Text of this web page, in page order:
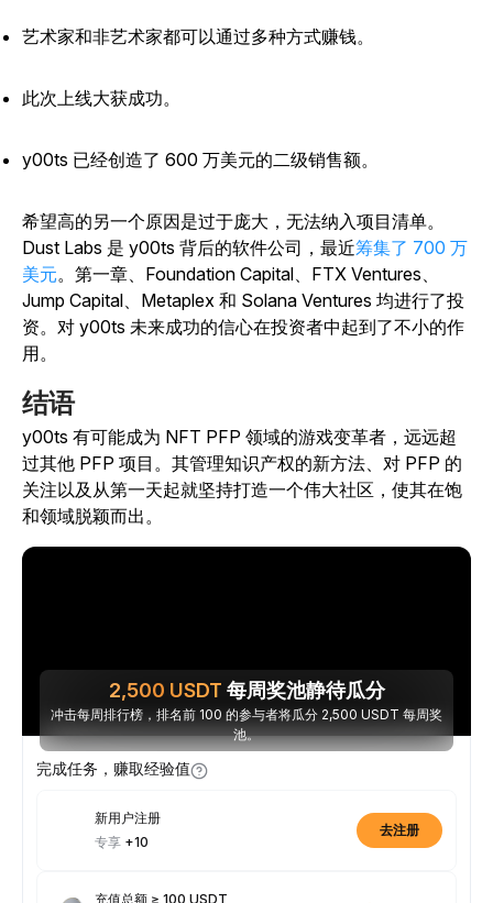
艺术家和非艺术家都可以通过多种方式赚钱。
此次上线大获成功。
y00ts 已经创造了 600 万美元的二级销售额。
希望高的另一个原因是过于庞大，无法纳入项目清单。
Dust Labs 是 y00ts 背后的软件公司，最近筹集了 700 万
美元。第一章、Foundation Capital、FTX Ventures、
Jump Capital、Metaplex 和 Solana Ventures 均进行了投
资。对 y00ts 未来成功的信心在投资者中起到了不小的作
用。
结语
y00ts 有可能成为 NFT PFP 领域的游戏变革者，远远超
过其他 PFP 项目。其管理知识产权的新方法、对 PFP 的
关注以及从第一天起就坚持打造一个伟大社区，使其在饱
和领域脱颖而出。
2,500 USDT 每周奖池静待瓜分
冲击每周排行榜，排名前 100 的参与者将瓜分 2,500 USDT 每周奖
池。
完成任务，赚取经验值
新用户注册
专享 +10
去注册
充值总额 ≥ 100 USDT